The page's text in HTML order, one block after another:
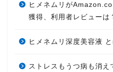
ヒメネムリが
獲得、利用者レビューは
ヒメネムリ深度美容液
ストレスもうつ病も消